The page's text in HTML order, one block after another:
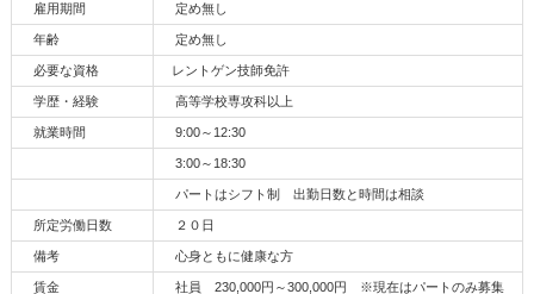
雇用期間 定め無し
年齢 定め無し
必要な資格 レントゲン技師免許
学歴・経験 高等学校専攻科以上
就業時間 9:00～12:30
3:00～18:30
パートはシフト制 出勤日数と時間は相談
所定労働日数 ２０日
備考 心身ともに健康な方
賃金 社員 230,000円～300,000円 ※現在はパートのみ募集